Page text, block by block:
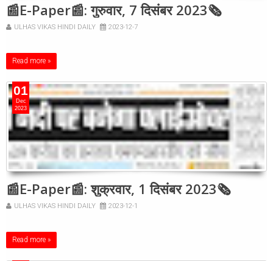
📰E-Paper📰: गुरुवार, 7 दिसंबर 2023🗞
ULHAS VIKAS HINDI DAILY 2023-12-7
Read more »
01
Dec
2023
📰E-Paper📰: शुक्रवार, 1 दिसंबर 2023🗞
ULHAS VIKAS HINDI DAILY 2023-12-1
Read more »